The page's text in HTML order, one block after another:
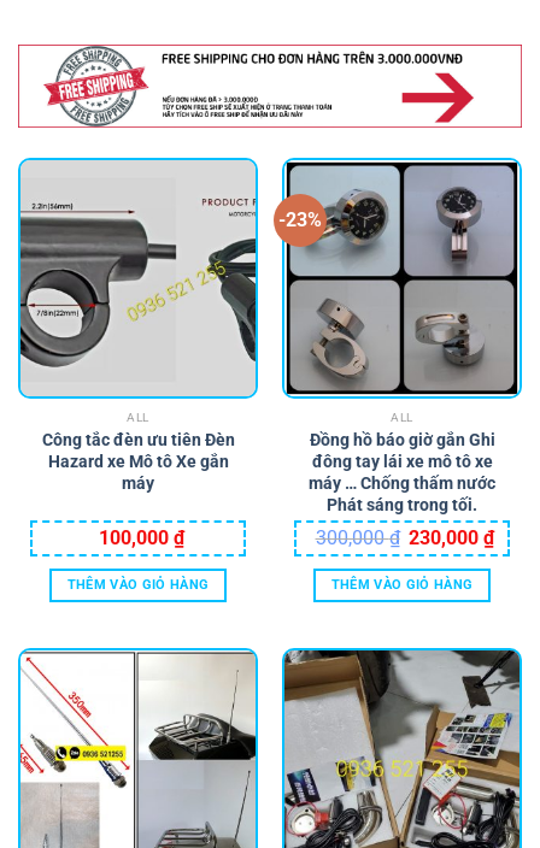
ALL
Công tắc đèn ưu tiên Đèn
Hazard xe Mô tô Xe gắn
máy
100,000 ₫
THÊM VÀO GIỎ HÀNG
-23%
ALL
Đồng hồ báo giờ gắn Ghi
đông tay lái xe mô tô xe
máy … Chống thấm nước
Phát sáng trong tối.
300,000₫ Giá
gốc
là:
300,000 ₫.
230,000₫Giá
hiện
THÊM VÀO GIỎ HÀNG